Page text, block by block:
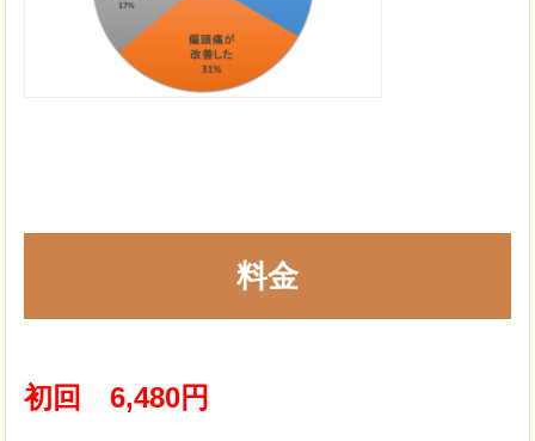
料金
初回 6,480円